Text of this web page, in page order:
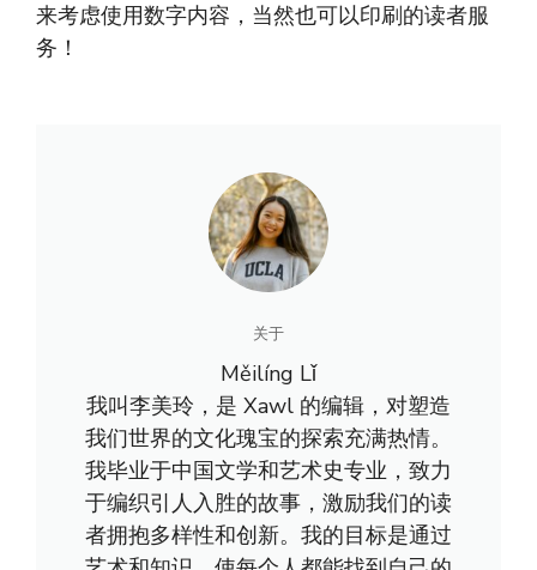
来考虑使用数字内容，当然也可以印刷的读者服
务！
关于
Měilíng Lǐ
我叫李美玲，是 Xawl 的编辑，对塑造
我们世界的文化瑰宝的探索充满热情。
我毕业于中国文学和艺术史专业，致力
于编织引人入胜的故事，激励我们的读
者拥抱多样性和创新。我的目标是通过